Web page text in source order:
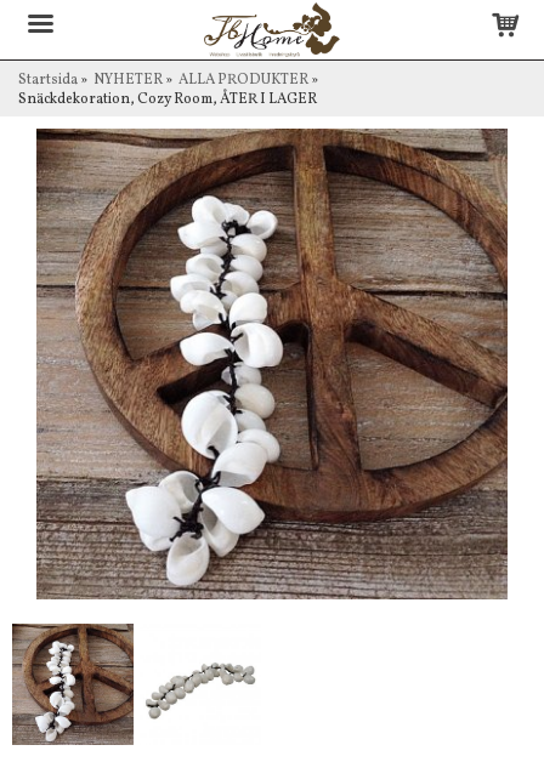
Startsida» NYHETER» ALLA PRODUKTER»
Snäckdekoration, Cozy Room, ÅTER I LAGER